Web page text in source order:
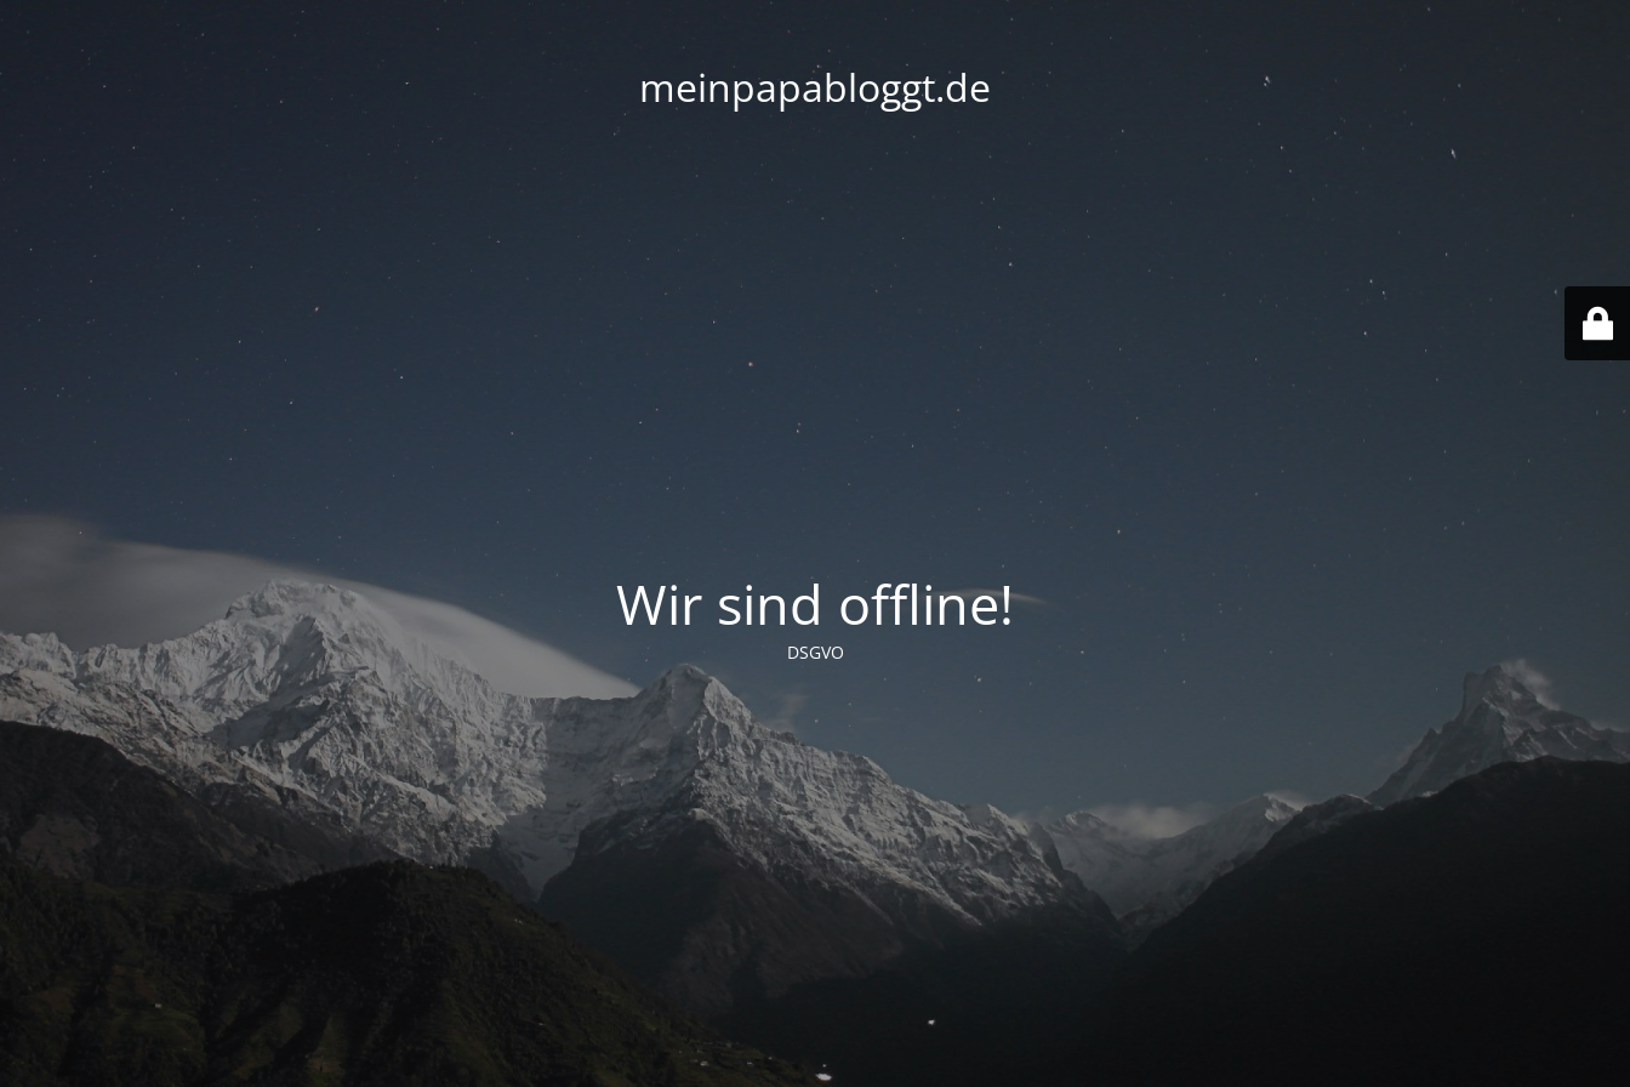
meinpapabloggt.de
Wir sind offline!
DSGVO